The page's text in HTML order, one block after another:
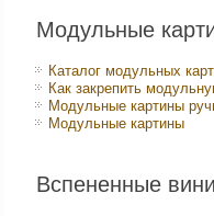
Модульные
Каталог модульных
Как закрепить
Модульные картины
Модульные картины
Вспененные